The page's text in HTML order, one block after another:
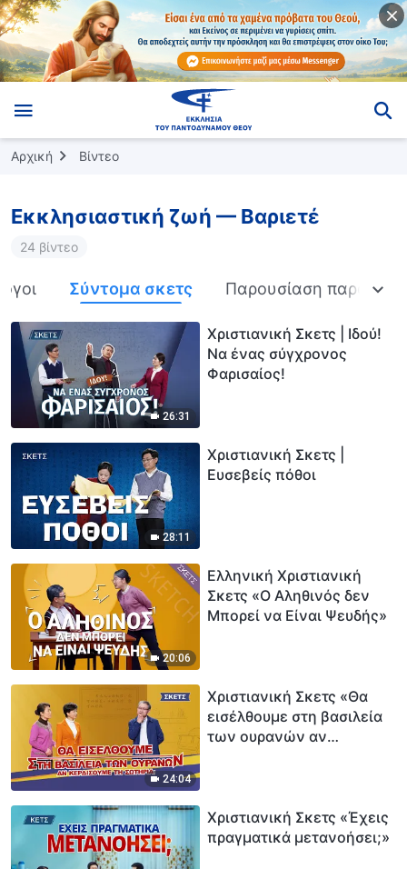
Αρχική Βίντεο
Εκκλησιαστική ζωή — Βαριετέ
24 βίντεο
Σύντομα σκετς Παρουσίαση
26:31
Χριστιανική Σκετς | Ιδού!
Να ένας σύγχρονος
Φαρισαίος!
28:11
Χριστιανική Σκετς |
Ευσεβείς πόθοι
20:06
Ελληνική Χριστιανική
Σκετς «Ο Αληθινός δεν
Μπορεί να Είναι Ψευδής»
24:04
Χριστιανική Σκετς «Θα
εισέλθουμε στη βασιλεία
των ουρανών αν
Χριστιανική Σκετς «Έχεις
πραγματικά μετανοήσει;»